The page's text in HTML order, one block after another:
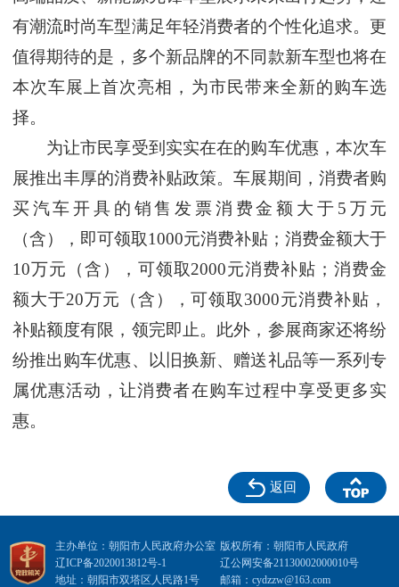
有潮流时尚车型满足年轻消费者的个性化追求。更
值得期待的是，多个新品牌的不同款新车型也将在
本次车展上首次亮相，为市民带来全新的购车选
择。
为让市民享受到实实在在的购车优惠，本次车
展推出丰厚的消费补贴政策。车展期间，消费者购
买汽车开具的销售发票消费金额大于5万元
（含），即可领取1000元消费补贴；消费金额大于
10万元（含），可领取2000元消费补贴；消费金
额大于20万元（含），可领取3000元消费补贴，
补贴额度有限，领完即止。此外，参展商家还将纷
纷推出购车优惠、以旧换新、赠送礼品等一系列专
属优惠活动，让消费者在购车过程中享受更多实
惠。
返回
主办单位：朝阳市人民政府办公室
辽ICP备2020013812号-1
地址：朝阳市双塔区人民路1号
版权所有：朝阳市人民政府
辽公网安备21130002000010号
邮箱：cydzzw@163.com